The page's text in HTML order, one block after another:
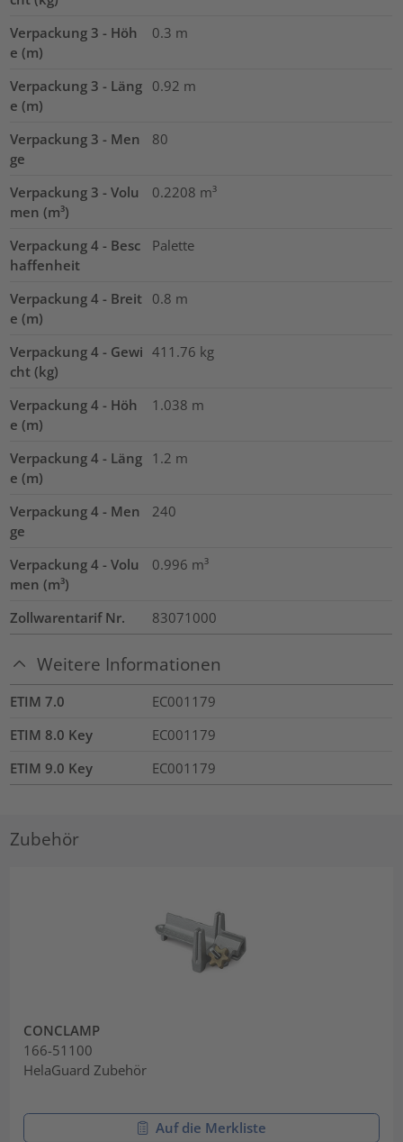
Verpackung 3 - Höh
e (m)
0.3 m
Verpackung 3 - Läng
e (m)
0.92 m
Verpackung 3 - Men
ge
80
Verpackung 3 - Volu
men (m³)
0.2208 m³
Verpackung 4 - Besc
haffenheit
Palette
Verpackung 4 - Breit
e (m)
0.8 m
Verpackung 4 - Gewi
cht (kg)
411.76 kg
Verpackung 4 - Höh
e (m)
1.038 m
Verpackung 4 - Läng
e (m)
1.2 m
Verpackung 4 - Men
ge
240
Verpackung 4 - Volu
men (m³)
0.996 m³
Zollwarentarif Nr. 83071000
Weitere Informationen
ETIM 7.0
EC001179
ETIM 8.0 Key
EC001179
ETIM 9.0 Key
EC001179
Zubehör
CONCLAMP
166-51100
HelaGuard Zubehör
Auf die Merkliste